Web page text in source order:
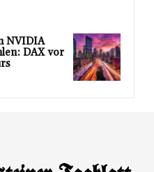
NVIDIA
DAX vor